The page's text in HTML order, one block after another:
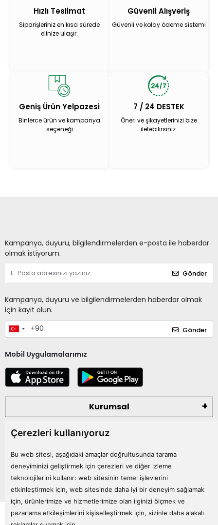
Çerezleri kullanıyoruz
Bu web sitesi, aşağıdaki amaçlar doğrultusunda tarama
deneyiminizi geliştirmek için çerezleri ve diğer izleme
teknolojilerini kullanır: web sitesinin temel işlevlerini
etkinleştirmek için, web sitesinde daha iyi bir deneyim sağlamak
için, ürünlerimize ve hizmetlerimize olan ilginizi ölçmek ve
pazarlama etkileşimlerini kişiselleştirmek için, sizinle daha alakalı
Hızlı Teslimat
Siparişleriniz en kısa sürede
elinize ulaşır.
Güvenli Alışveriş
Güvenli ve kolay ödeme sistemi
Geniş Ürün Yelpazesi
Binlerce ürün ve kampanya
seçeneği
7 / 24 DESTEK
Öneri ve şikayetlerinizi bize
iletebilirsiniz.
Kampanya, duyuru, bilgilendirmelerden e-posta ile haberdar
olmak istiyorum.
Gönder
Kampanya, duyuru ve bilgilendirmelerden haberdar olmak
için kayıt olun.
Gönder
Mobil Uygulamalarımız
Kurumsal
Kategoriler
Bize Ulaşın
Tüm bilgileriniz 256bit SSL Sertifikası ile korunmaktadır.
© 2024